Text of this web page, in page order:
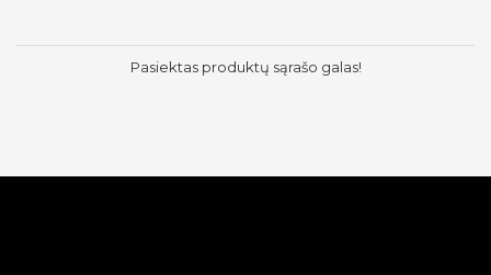
Pasiektas produktų sąrašo galas!